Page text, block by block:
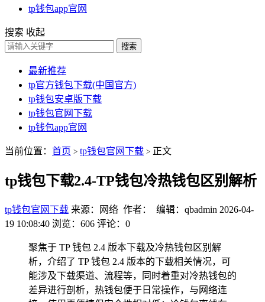
tp钱包app官网
搜索 收起
搜索
最新推荐
tp官方钱包下载(中国官方)
tp钱包安卓版下载
tp钱包官网下载
tp钱包app官网
当前位置： 首页 > tp钱包官网下载 > 正文
tp钱包下载2.4-TP钱包冷热钱包区别解析
tp钱包官网下载 来源：网络 作者： 编辑：qbadmin 2026-04-
19 10:08:40 浏览：606 评论：0
聚焦于 TP 钱包 2.4 版本下载及冷热钱包区别解
析，介绍了 TP 钱包 2.4 版本的下载相关情况，可
能涉及下载渠道、流程等，同时着重对冷热钱包的
差异进行剖析，热钱包便于日常操作，与网络连